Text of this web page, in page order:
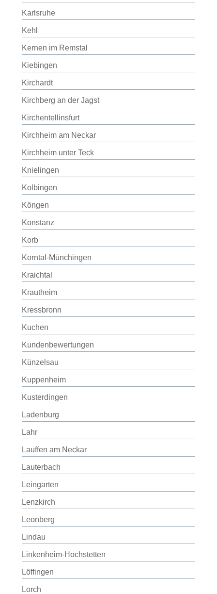
Karlsruhe
Kehl
Kernen im Remstal
Kiebingen
Kirchardt
Kirchberg an der Jagst
Kirchentellinsfurt
Kirchheim am Neckar
Kirchheim unter Teck
Knielingen
Kolbingen
Köngen
Konstanz
Korb
Korntal-Münchingen
Kraichtal
Krautheim
Kressbronn
Kuchen
Kundenbewertungen
Künzelsau
Kuppenheim
Kusterdingen
Ladenburg
Lahr
Lauffen am Neckar
Lauterbach
Leingarten
Lenzkirch
Leonberg
Lindau
Linkenheim-Hochstetten
Löffingen
Lorch